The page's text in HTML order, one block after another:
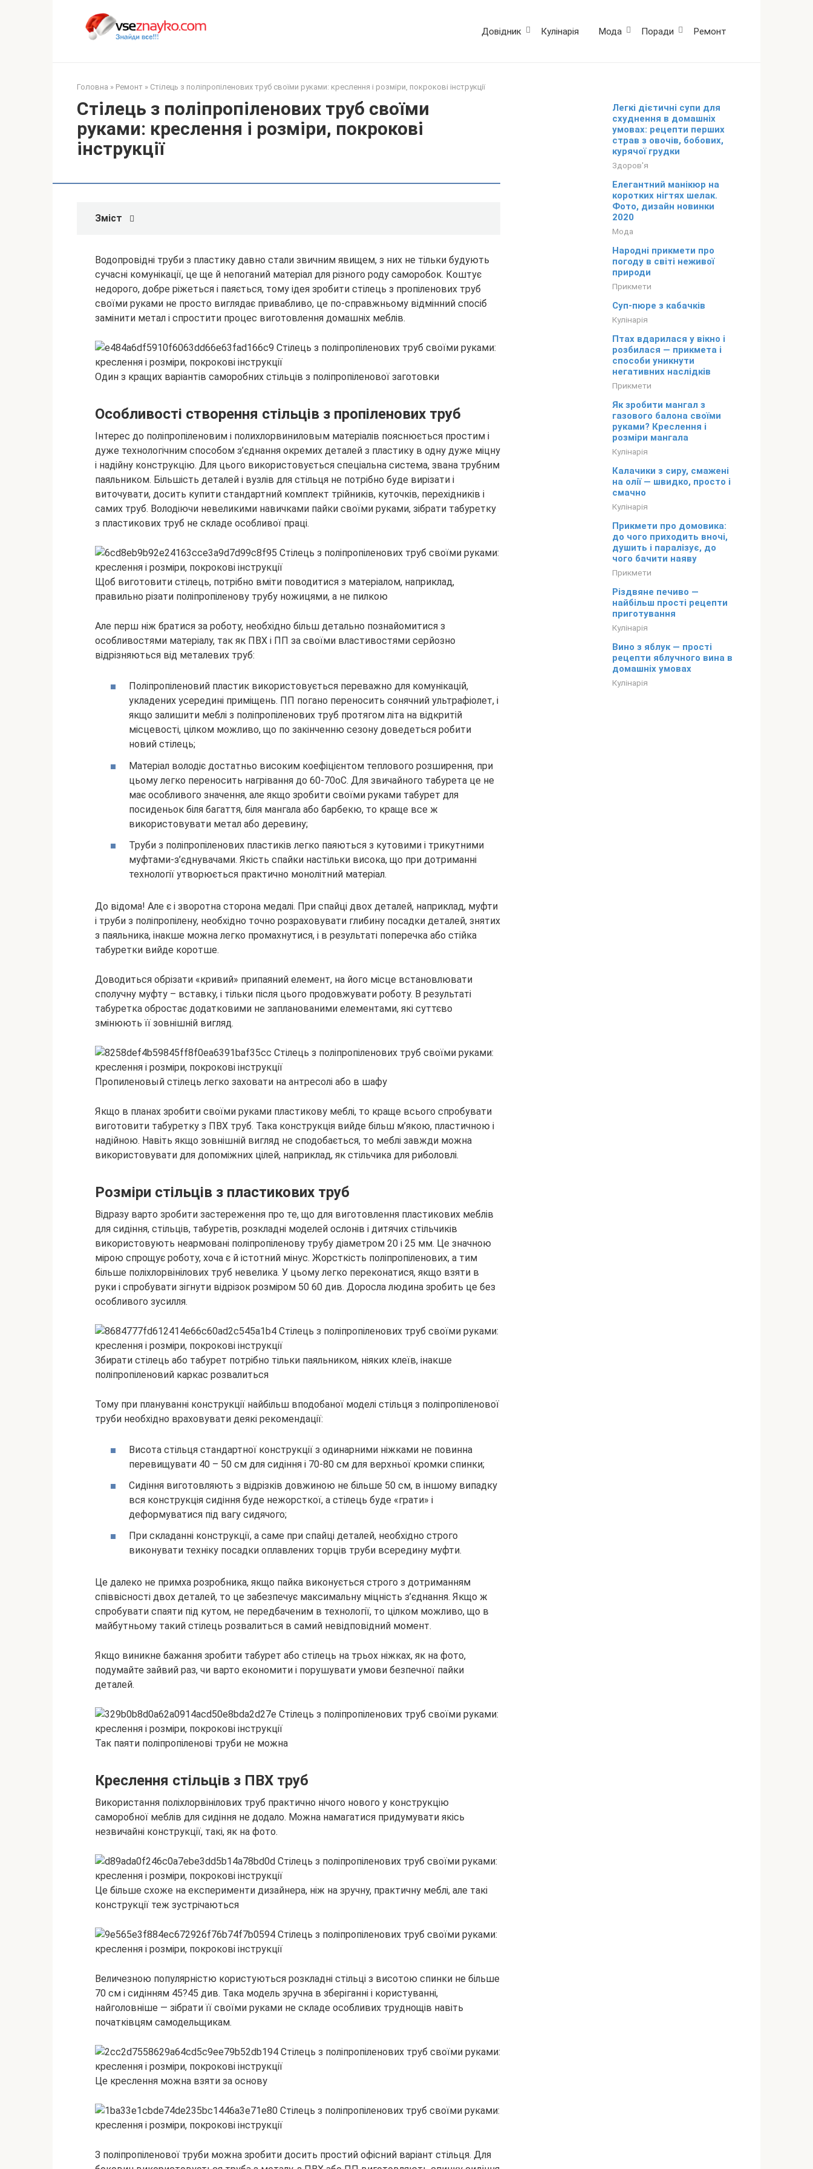
Довідник Кулінарія Мода Поради Ремонт
Головна » Ремонт » Стілець з поліпропіленових труб своїми руками: креслення і розміри, покрокові інструкції
Стілець з поліпропіленових труб своїми
руками: креслення і розміри, покрокові
інструкції
Зміст
Водопровідні труби з пластику давно стали звичним явищем, з них не тільки будують
сучасні комунікації, це ще й непоганий матеріал для різного роду саморобок. Коштує
недорого, добре ріжеться і паяється, тому ідея зробити стілець з пропіленових труб
своїми руками не просто виглядає привабливо, це по-справжньому відмінний спосіб
замінити метал і спростити процес виготовлення домашніх меблів.
Один з кращих варіантів саморобних стільців з поліпропіленової заготовки
Особливості створення стільців з пропіленових труб
Інтерес до поліпропіленовим і полихлорвиниловым матеріалів пояснюється простим і
дуже технологічним способом з’єднання окремих деталей з пластику в одну дуже міцну
і надійну конструкцію. Для цього використовується спеціальна система, звана трубним
паяльником. Більшість деталей і вузлів для стільця не потрібно буде вирізати і
виточувати, досить купити стандартний комплект трійників, куточків, перехідників і
самих труб. Володіючи невеликими навичками пайки своїми руками, зібрати табуретку
з пластикових труб не складе особливої праці.
Щоб виготовити стілець, потрібно вміти поводитися з матеріалом, наприклад,
правильно різати поліпропіленову трубу ножицями, а не пилкою
Але перш ніж братися за роботу, необхідно більш детально познайомитися з
особливостями матеріалу, так як ПВХ і ПП за своїми властивостями серйозно
відрізняються від металевих труб:
Поліпропіленовий пластик використовується переважно для комунікацій,
укладених усередині приміщень. ПП погано переносить сонячний ультрафіолет, і
якщо залишити меблі з поліпропіленових труб протягом літа на відкритій
місцевості, цілком можливо, що по закінченню сезону доведеться робити
новий стілець;
Матеріал володіє достатньо високим коефіцієнтом теплового розширення, при
цьому легко переносить нагрівання до 60-70оС. Для звичайного табурета це не
має особливого значення, але якщо зробити своїми руками табурет для
посиденьок біля багаття, біля мангала або барбекю, то краще все ж
використовувати метал або деревину;
Труби з поліпропіленових пластиків легко паяються з кутовими і трикутними
муфтами-з’єднувачами. Якість спайки настільки висока, що при дотриманні
технології утворюється практично монолітний матеріал.
До відома! Але є і зворотна сторона медалі. При спайці двох деталей, наприклад, муфти
і труби з поліпропілену, необхідно точно розраховувати глибину посадки деталей, знятих
з паяльника, інакше можна легко промахнутися, і в результаті поперечка або стійка
табуретки вийде коротше.
Доводиться обрізати «кривий» припаяний елемент, на його місце встановлювати
сполучну муфту – вставку, і тільки після цього продовжувати роботу. В результаті
табуретка обростає додатковими не запланованими елементами, які суттєво
змінюють її зовнішній вигляд.
Пропиленовый стілець легко заховати на антресолі або в шафу
Якщо в планах зробити своїми руками пластикову меблі, то краще всього спробувати
виготовити табуретку з ПВХ труб. Така конструкція вийде більш м’якою, пластичною і
надійною. Навіть якщо зовнішній вигляд не сподобається, то меблі завжди можна
використовувати для допоміжних цілей, наприклад, як стільчика для риболовлі.
Розміри стільців з пластикових труб
Відразу варто зробити застереження про те, що для виготовлення пластикових меблів
для сидіння, стільців, табуретів, розкладні моделей ослонів і дитячих стільчиків
використовують неармовані поліпропіленову трубу діаметром 20 і 25 мм. Це значною
мірою спрощує роботу, хоча є й істотний мінус. Жорсткість поліпропіленових, а тим
більше поліхлорвінілових труб невелика. У цьому легко переконатися, якщо взяти в
руки і спробувати зігнути відрізок розміром 50 60 див. Доросла людина зробить це без
особливого зусилля.
Збирати стілець або табурет потрібно тільки паяльником, ніяких клеїв, інакше
поліпропіленовий каркас розвалиться
Тому при плануванні конструкції найбільш вподобаної моделі стільця з поліпропіленової
труби необхідно враховувати деякі рекомендації:
Висота стільця стандартної конструкції з одинарними ніжками не повинна
перевищувати 40 – 50 см для сидіння і 70-80 см для верхньої кромки спинки;
Сидіння виготовляють з відрізків довжиною не більше 50 см, в іншому випадку
вся конструкція сидіння буде нежорсткої, а стілець буде «грати» і
деформуватися під вагу сидячого;
При складанні конструкції, а саме при спайці деталей, необхідно строго
виконувати техніку посадки оплавлених торців труби всередину муфти.
Це далеко не примха розробника, якщо пайка виконується строго з дотриманням
співвісності двох деталей, то це забезпечує максимальну міцність з’єднання. Якщо ж
спробувати спаяти під кутом, не передбаченим в технології, то цілком можливо, що в
майбутньому такий стілець розвалиться в самий невідповідний момент.
Якщо виникне бажання зробити табурет або стілець на трьох ніжках, як на фото,
подумайте зайвий раз, чи варто економити і порушувати умови безпечної пайки
деталей.
Так паяти поліпропіленові труби не можна
Креслення стільців з ПВХ труб
Використання поліхлорвінілових труб практично нічого нового у конструкцію
саморобної меблів для сидіння не додало. Можна намагатися придумувати якісь
незвичайні конструкції, такі, як на фото.
Це більше схоже на експерименти дизайнера, ніж на зручну, практичну меблі, але такі
конструкції теж зустрічаються
Величезною популярністю користуються розкладні стільці з висотою спинки не більше
70 см і сидінням 45?45 див. Така модель зручна в зберіганні і користуванні,
найголовніше — зібрати її своїми руками не складе особливих труднощів навіть
початківцям самодельщикам.
Це креслення можна взяти за основу
З поліпропіленової труби можна зробити досить простий офісний варіант стільця. Для
Легкі дієтичні супи для
схуднення в домашніх
умовах: рецепти перших
страв з овочів, бобових,
курячої грудки
Здоров'я
Елегантний манікюр на
коротких нігтях шелак.
Фото, дизайн новинки
2020
Мода
Народні прикмети про
погоду в світі неживої
природи
Прикмети
Суп-пюре з кабачків
Кулінарія
Птах вдарилася у вікно і
розбилася — прикмета і
способи уникнути
негативних наслідків
Прикмети
Як зробити мангал з
газового балона своїми
руками? Креслення і
розміри мангала
Кулінарія
Калачики з сиру, смажені
на олії — швидко, просто і
смачно
Кулінарія
Прикмети про домовика:
до чого приходить вночі,
душить і паралізує, до
чого бачити наяву
Прикмети
Різдвяне печиво —
найбільш прості рецепти
приготування
Кулінарія
Вино з яблук — прості
рецепти яблучного вина в
домашніх умовах
Кулінарія